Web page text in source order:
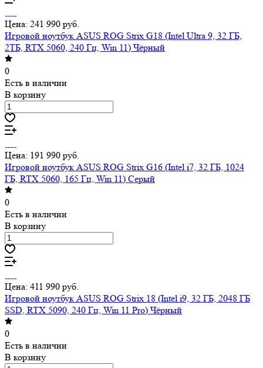
Цена: 241 990 руб.
Игровой ноутбук ASUS ROG Strix G18 (Intel Ultra 9, 32 ГБ,
2ТБ, RTX 5060, 240 Гц, Win 11) Чёрный
0
Есть в наличии
В корзину
Цена: 191 990 руб.
Игровой ноутбук ASUS ROG Strix G16 (Intel i7, 32 ГБ, 1024
ГБ, RTX 5060, 165 Гц, Win 11) Серый
0
Есть в наличии
В корзину
Цена: 411 990 руб.
Игровой ноутбук ASUS ROG Strix 18 (Intel i9, 32 ГБ, 2048 ГБ
SSD, RTX 5090, 240 Гц, Win 11 Pro) Чёрный
0
Есть в наличии
В корзину